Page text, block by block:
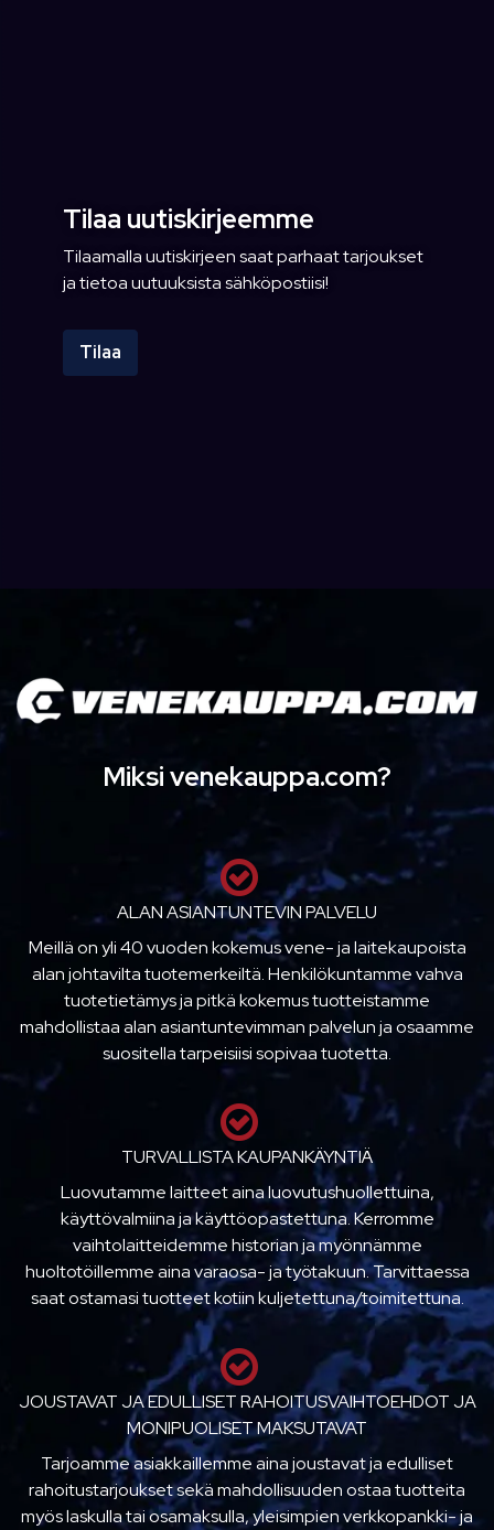
Tilaa uutiskirjeemme
Tilaamalla uutiskirjeen saat parhaat tarjoukset
ja tietoa uutuuksista sähköpostiisi!
Tilaa
Miksi venekauppa.com?
ALAN ASIANTUNTEVIN PALVELU
Meillä on yli 40 vuoden kokemus vene- ja laitekaupoista
alan johtavilta tuotemerkeiltä. Henkilökuntamme vahva
tuotetietämys ja pitkä kokemus tuotteistamme
mahdollistaa alan asiantuntevimman palvelun ja osaamme
suositella tarpeisiisi sopivaa tuotetta.
TURVALLISTA KAUPANKÄYNTIÄ
Luovutamme laitteet aina luovutushuollettuina,
käyttövalmiina ja käyttöopastettuna. Kerromme
vaihtolaitteidemme historian ja myönnämme
huoltotöillemme aina varaosa- ja työtakuun. Tarvittaessa
saat ostamasi tuotteet kotiin kuljetettuna/toimitettuna.
JOUSTAVAT JA EDULLISET RAHOITUSVAIHTOEHDOT JA
MONIPUOLISET MAKSUTAVAT
Tarjoamme asiakkaillemme aina joustavat ja edulliset
rahoitustarjoukset sekä mahdollisuuden ostaa tuotteita
myös laskulla tai osamaksulla, yleisimpien verkkopankki- ja